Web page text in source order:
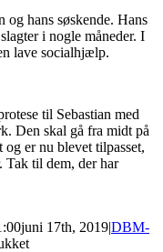
og hans søskende. Hans
i nogle måneder. I
lave socialhjælp.
til Sebastian med
Den skal gå fra midt på
er nu blevet tilpasset,
Tak til dem, der har
juni 17th, 2019|DBM-
til